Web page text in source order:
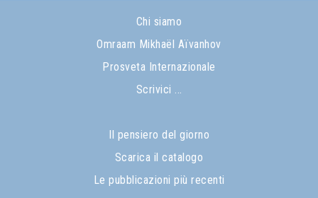
Chi siamo
Omraam Mikhaël Aïvanhov
Prosveta Internazionale
Scrivici ...
Il pensiero del giorno
Scarica il catalogo
Le pubblicazioni più recenti